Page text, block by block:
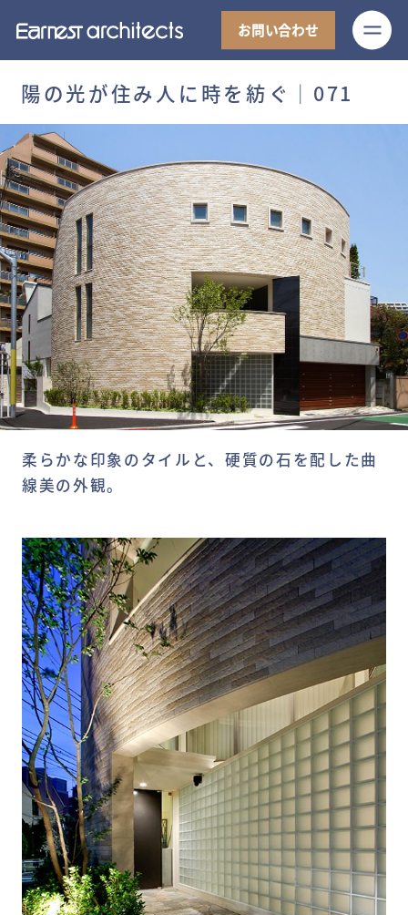
お問い合わせ
陽の光が住み人に時を紡ぐ│071
柔らかな印象のタイルと、硬質の石を配した曲
線美の外観。